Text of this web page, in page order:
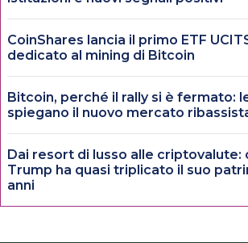
CoinShares lancia il primo ETF
dedicato al mining di Bitcoin
Bitcoin, perché il rally si è fermato:
spiegano il nuovo mercato
Dai resort di lusso alle criptovalute:
Trump ha quasi triplicato il suo
anni